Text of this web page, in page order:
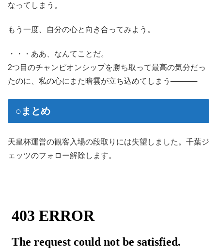
なってしまう。
もう一度、自分の心と向き合ってみよう。
・・・ああ、なんてことだ。
2つ目のチャンピオンシップを勝ち取って最高の気分だっ
たのに、私の心にまた暗雲が立ち込めてしまう─────
○まとめ
天皇杯運営の観客入場の段取りには失望しました。千葉ジ
ェッツのフォロー解除します。